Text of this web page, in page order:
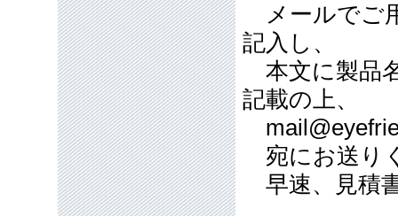
メールでご
記入し、
本文に製品
記載の上、
宛にお送り
早速、見積